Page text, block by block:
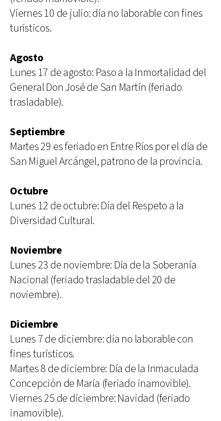
Viernes 10 de julio: día no laborable con fines
turísticos.
Agosto
Lunes 17 de agosto: Paso a la Inmortalidad del
General Don José de San Martín (feriado
trasladable).
Septiembre
Martes 29 es feriado en Entre Ríos por el día de
San Miguel Arcángel, patrono de la provincia.
Octubre
Lunes 12 de octubre: Día del Respeto a la
Diversidad Cultural.
Noviembre
Lunes 23 de noviembre: Día de la Soberanía
Nacional (feriado trasladable del 20 de
noviembre).
Diciembre
Lunes 7 de diciembre: día no laborable con
fines turísticos.
Martes 8 de diciembre: Día de la Inmaculada
Concepción de María (feriado inamovible).
Viernes 25 de diciembre: Navidad (feriado
inamovible).